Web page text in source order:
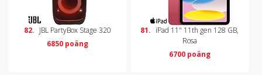
82. JBL PartyBox Stage 320
6850 poäng
81. iPad 11" 11th gen 128 GB,
Rosa
6700 poäng